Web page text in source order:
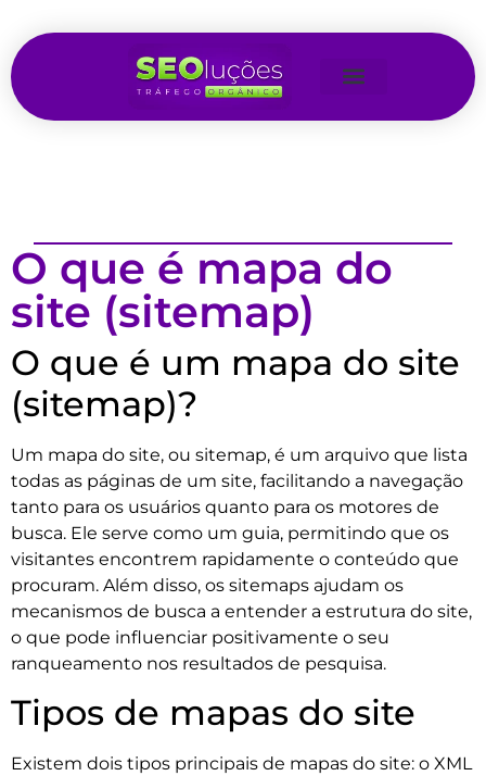
O que é mapa do
site (sitemap)
O que é um mapa do site
(sitemap)?
Um mapa do site, ou sitemap, é um arquivo que lista
todas as páginas de um site, facilitando a navegação
tanto para os usuários quanto para os motores de
busca. Ele serve como um guia, permitindo que os
visitantes encontrem rapidamente o conteúdo que
procuram. Além disso, os sitemaps ajudam os
mecanismos de busca a entender a estrutura do site,
o que pode influenciar positivamente o seu
ranqueamento nos resultados de pesquisa.
Tipos de mapas do site
Existem dois tipos principais de mapas do site: o XML